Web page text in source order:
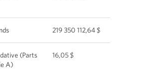
219 350 112,64 $
(Parts
A)
16,05 $